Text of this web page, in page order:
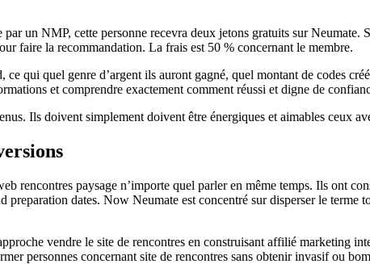
un NMP, cette personne recevra deux jetons gratuits sur Neumate.
faire la recommandation. La frais est 50 % concernant le membre.
qui quel genre d’argent ils auront gagné, quel montant de codes
et comprendre exactement comment réussi et digne de
Ils doivent simplement doivent être énergiques et aimables ceux
rencontres paysage n’importe quel parler en même temps. Ils ont
dates. Now Neumate est concentré sur disperser le terme
vendre le site de rencontres en construisant affilié marketing
personnes concernant site de rencontres sans obtenir invasif ou